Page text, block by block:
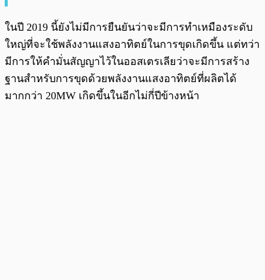
ในปี 2019 นี้ยังไม่มีการยืนยันว่าจะมีการทำเหมืองระดับ
ใหญ่ที่จะใช้พลังงานแสงอาทิตย์ในการขุดเกิดขึ้น แต่ทว่า
มีการให้คำมั่นสัญญาไว้ในออสเตรเลียว่าจะมีการสร้าง
ฐานสำหรับการขุดด้วยพลังงานแสงอาทิตย์ที่ผลิตได้
มากกว่า 20MW เกิดขึ้นในอีกไม่กี่ปีข้างหน้า